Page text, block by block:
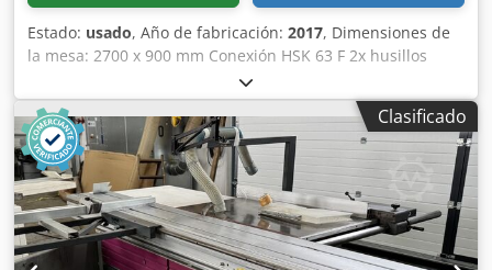
Estado: usado, Año de fabricación: 2017, Dimensiones de
la mesa: 2700 x 900 mm Conexión HSK 63 F 2x husillos
para conexión HSK 63 F (30 + 40 mm) Inclinación del
husillo: de -45° a +45° Longitud útil del husillo: 180 mm
Giro a derecha e izquierda Avance de 4 rodillos con ajuste
motorizado de altura/ancho y sujeción neumática Motor de
freno de 7,5 kW con inversor electrónico Ajuste CNC para: -
inclinación del husillo - ajuste de altura del husillo - tope
completo - parte delantera del tope - desplazamiento de la
mesa delante del husillo - regulación electrónica continua
de la velocidad 1.000 - 10.000 rpm - Tope de fresado
Clasificado